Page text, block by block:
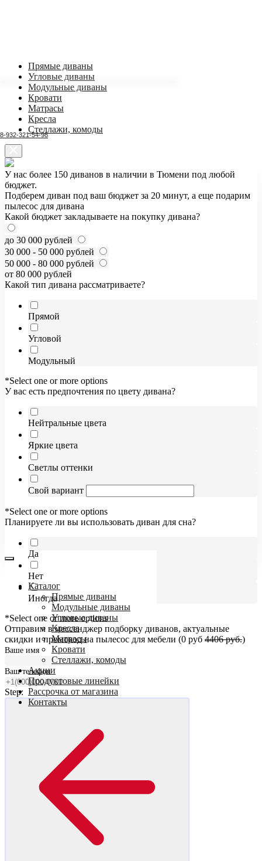
8-932-321-54-98
Прямые диваны
Угловые диваны
Модульные диваны
Кровати
Матрасы
Кресла
Стеллажи, комоды
У нас более 150 диванов в наличии в Тюмени под любой
бюджет.
Подберем диван под ваш бюджет за 20 минут, а еще подарим
пылесос для дивана
Какой бюджет закладываете на покупку дивана?
до 30 000 рублей
30 000 - 50 000 рублей
50 000 - 80 000 рублей
от 80 000 рублей
Какой тип дивана рассматриваете?
Прямой
Угловой
Модульный
*Select one or more options
У вас есть предпочтения по цвету дивана?
Нейтральные цвета
Яркие цвета
Светлы оттенки
Свой вариант
*Select one or more options
Планируете ли вы использовать диван для сна?
Да
Нет
Иногда
*Select one or more options
Отправим в мессенджер подборку диванов, актуальные
скидки и промокод на пылесос для мебели (0 руб 4406 руб.)
Ваше имя
Ваш телефон
Step:
Каталог
Прямые диваны
Модульные диваны
Угловые диваны
Кресла
Матрасы
Кровати
Стеллажи, комоды
Акции
Продуктовые линейки
Рассрочка от магазина
Контакты